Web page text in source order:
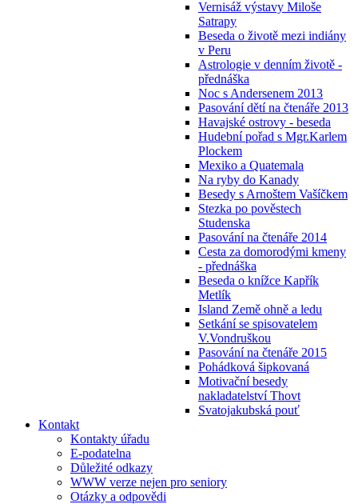
Vernisáž výstavy Miloše
Satrapy
Beseda o životě mezi indiány
v Peru
Astrologie v denním životě -
přednáška
Noc s Andersenem 2013
Pasování dětí na čtenáře 2013
Havajské ostrovy - beseda
Hudební pořad s Mgr.Karlem
Plockem
Mexiko a Quatemala
Na ryby do Kanady
Besedy s Arnoštem Vašíčkem
Stezka po pověstech
Studenska
Pasování na čtenáře 2014
Cesta za domorodými kmeny
- přednáška
Beseda o knížce Kapřík
Metlík
Island Země ohně a ledu
Setkání se spisovatelem
V.Vondruškou
Pasování na čtenáře 2015
Pohádková šipkovaná
Motivační besedy
nakladatelství Thovt
Svatojakubská pouť
Kontakt
Kontakty úřadu
E-podatelna
Důležité odkazy
WWW verze nejen pro seniory
Otázky a odpovědi